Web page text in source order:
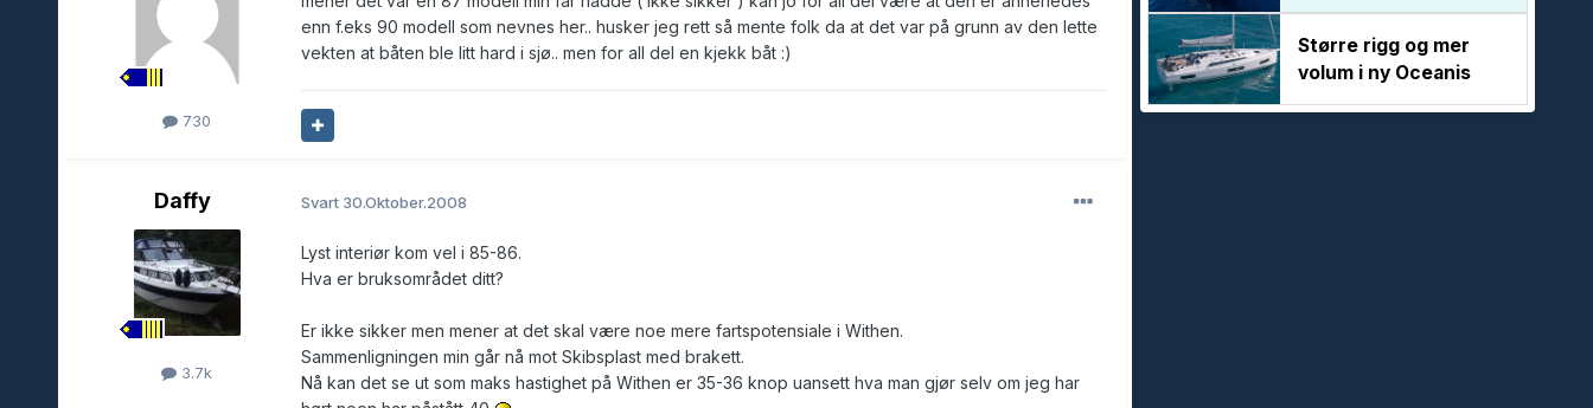
730
enn f.eks 90 modell som nevnes her.. husker jeg rett så mente folk da at det var på grunn av den lette
vekten at båten ble litt hard i sjø.. men for all del en kjekk båt :)
Daffy
3.7k
Svart 30.Oktober.2008
Lyst interiør kom vel i 85-86.
Hva er bruksområdet ditt?
Er ikke sikker men mener at det skal være noe mere fartspotensiale i Withen.
Sammenligningen min går nå mot Skibsplast med brakett.
Nå kan det se ut som maks hastighet på Withen er 35-36 knop uansett hva man gjør selv om jeg har
Større rigg og mer
volum i ny Oceanis